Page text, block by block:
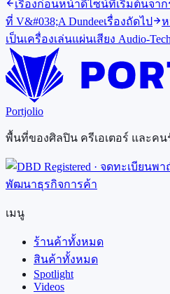
เรื่องก่อนหน้าดีไซน์ที่เริ่มต้นจาก
ที่ V&#038;A Dundeeเรื่องถัดไป
เป็นเครื่องเล่นแผ่นเสียง Audio-
Portjolio
พื้นที่ของศิลปิน ครีเอเตอร์ และค
เมนู
ร้านค้าทั้งหมด
สินค้าทั้งหมด
Spotlight
Videos